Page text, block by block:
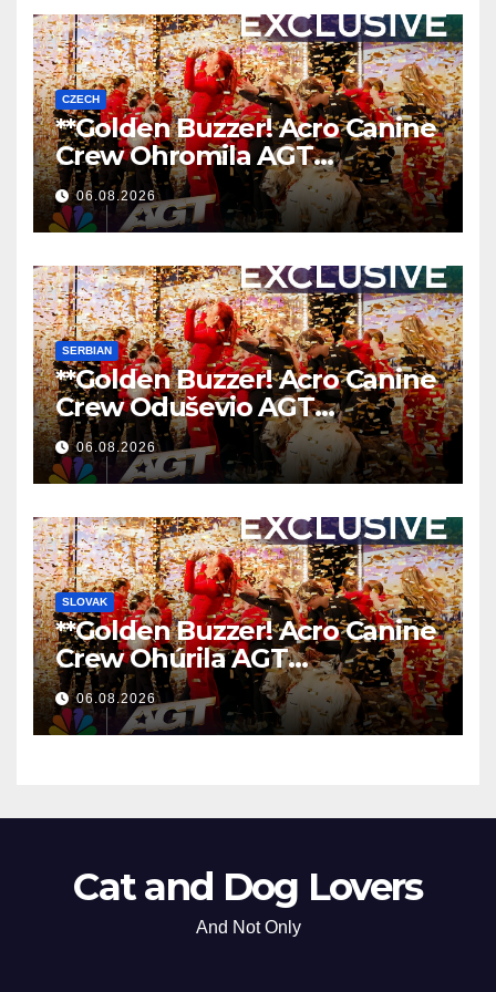
CZECH
**Golden Buzzer! Acro Canine
Crew Ohromila AGT
Nezapomenutelným
Vystoupením
**
06.08.2026
SERBIAN
**Golden Buzzer! Acro Canine
Crew Oduševio AGT
Nezaboravnim Nastupom
**
06.08.2026
SLOVAK
**Golden Buzzer! Acro Canine
Crew Ohúrila AGT
Nezabudnuteľným
Vystúpením
**
06.08.2026
Cat and Dog Lovers
And Not Only